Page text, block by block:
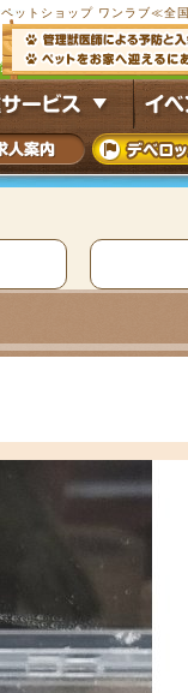
ペットショップ ワンラブ≪全国